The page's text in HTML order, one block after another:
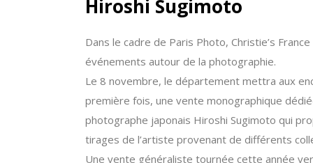
Hiroshi Sugimoto
Dans le cadre de Paris Photo, Christie’s
événements autour de la photographie.
Le 8 novembre, le département mettra aux
première fois, une vente monographique
photographe japonais Hiroshi Sugimoto qui
tirages de l’artiste provenant de différents
Une vente généraliste tournée cette année